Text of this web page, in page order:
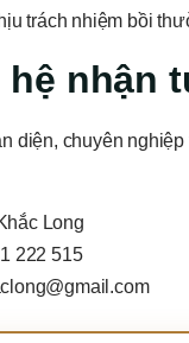
trách nhiệm bồi
nhận
diện, chuyên
Long
222 515